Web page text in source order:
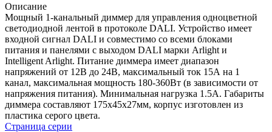
Описание
Мощный 1-канальный диммер для управления одноцветной
светодиодной лентой в протоколе DALI. Устройство имеет
входной сигнал DALI и совместимо со всеми блоками
питания и панелями с выходом DALI марки Arlight и
Intelligent Arlight. Питание диммера имеет диапазон
напряжений от 12В до 24В, максимальный ток 15А на 1
канал, максимальная мощность 180-360Вт (в зависимости от
напряжения питания). Минимальная нагрузка 1.5А. Габариты
диммера составляют 175х45х27мм, корпус изготовлен из
пластика серого цвета.
Страница серии